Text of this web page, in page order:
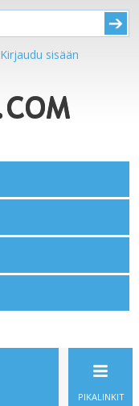
Kirjaudu sisään
PIKALINKIT